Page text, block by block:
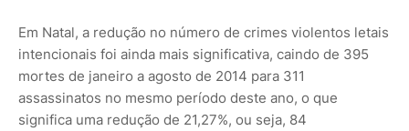
Em Natal, a redução no número de crimes violentos letais
intencionais foi ainda mais significativa, caindo de 395
mortes de janeiro a agosto de 2014 para 311
assassinatos no mesmo período deste ano, o que
significa uma redução de 21,27%, ou seja, 84